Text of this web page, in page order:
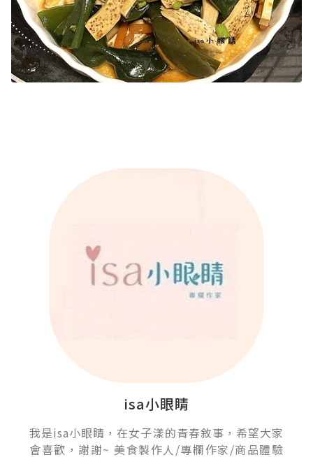
isa小眼睛
我是isa小眼睛，在女子漾的青春敘事，希望大家
會喜歡，謝謝~ 美食製作人/專欄作家/商品體驗